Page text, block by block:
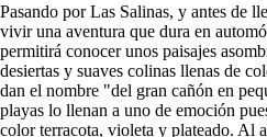
Pasando por Las Salinas, y antes de
vivir una aventura que dura en
permitirá conocer unos paisajes
desiertas y suaves colinas llenas de
dan el nombre "del gran cañón en
playas lo llenan a uno de emoción
color terracota, violeta y plateado. Al